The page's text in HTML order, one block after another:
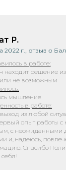
Р.
2022 г., отзыв о
в работе:
находит решение из
не возможным
мышление
в работе:
из любой
опыт работы с
с неожиданными
и, надеюсь,
Спасибо